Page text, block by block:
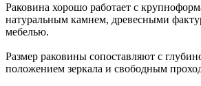
Раковина хорошо работает с
натуральным камнем, древесными
мебелью.
Размер раковины сопоставляют с
положением зеркала и свободным